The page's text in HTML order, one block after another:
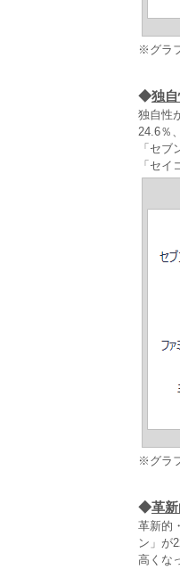
※グラ
◆独
独自性
24.6％
「セ
「セ
※グラ
◆革
革新的
ン」が
高くな